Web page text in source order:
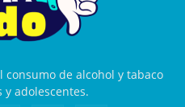
consumo de alcohol y tabaco
y adolescentes.